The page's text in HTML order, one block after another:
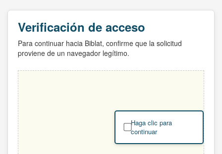
Verificación de acceso
Para continuar hacia Biblat, confirme que la solicitud
proviene de un navegador legítimo.
Haga clic para
continuar